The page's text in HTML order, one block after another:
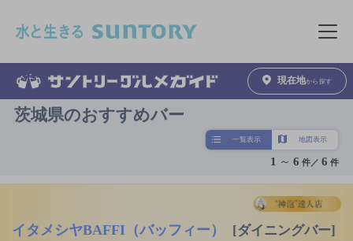
メニュ
現在地から探す
茨城県のおすすめバー
一覧表示 地図表示
1 ～ 6 件／6 件
イタメシヤBAFFI（バッフィー） [ダイニングバー]